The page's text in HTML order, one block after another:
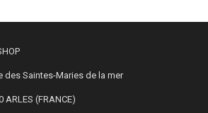
des Saintes-Maries de la mer
ARLES (FRANCE)